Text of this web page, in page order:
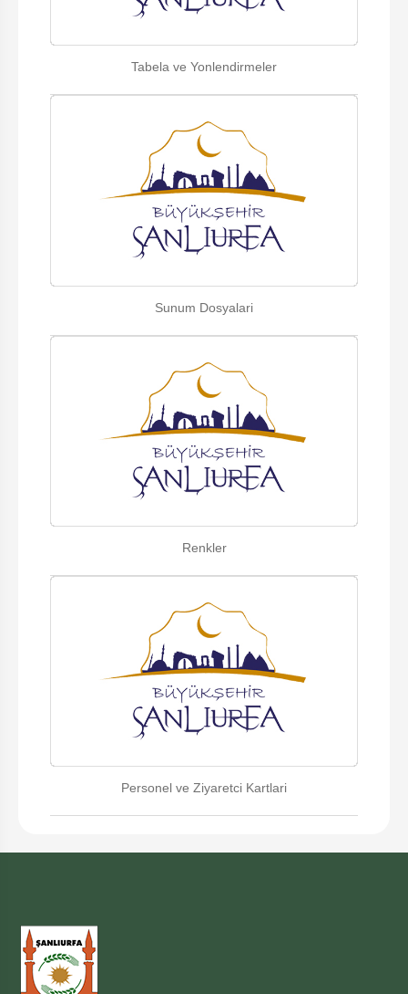
Tabela ve Yonlendirmeler
Sunum Dosyalari
Renkler
Personel ve Ziyaretci Kartlari